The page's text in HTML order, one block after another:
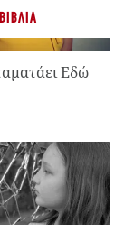
ΒΙΒΛΊΑ
Εδώ